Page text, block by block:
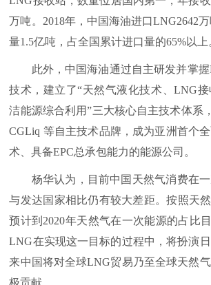
万吨。2018年，中国海油进口LNG2642
量1.5亿吨，占全国累计进口量的65%以上
此外，中国海油通过自主研发并掌握
技术，建立了“天然气液化技术、LNG
洁能源综合利用”三大核心自主技术体系
CGLiq 等自主技术品牌，成为亚洲首个
术、具备EPC总承包能力的能源公司。
杨华认为，目前中国天然气消费在一
与发达国家相比仍有较大差距。按照天然
预计到2020年天然气在一次能源的占比
LNG在实现这一目标的过程中，将扮演
来中国将对全球LNG贸易乃至全球天然
极贡献。